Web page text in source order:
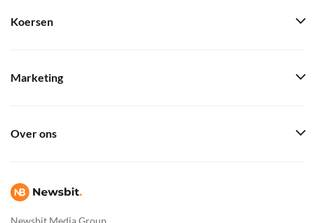
Newsbit Media Group
Koersen
Marketing
Over ons